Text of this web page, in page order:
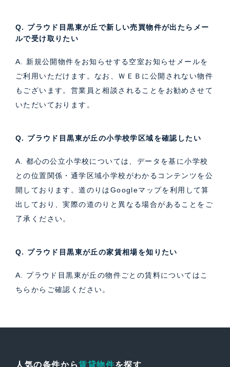
Q. プラウド目黒東が丘で新しい売買物件が出たらメー
ルで受け取りたい
A. 新規公開物件をお知らせする空室お知らせメールを
ご利用いただけます。なお、ＷＥＢに公開されない物件
もございます。営業員と相談されることをお勧めさせて
いただいております。
Q. プラウド目黒東が丘の小学校学区域を確認したい
A. 都心の公立小学校については、データを基に小学校
との位置関係・通学区域小学校がわかるコンテンツを公
開しております。道のりはGoogleマップを利用して算
出しており、実際の道のりと異なる場合があることをご
了承ください。
Q. プラウド目黒東が丘の家賃相場を知りたい
A. プラウド目黒東が丘の物件ごとの賃料については こ
ちら からご確認ください。
人気の条件から賃貸物件を探す